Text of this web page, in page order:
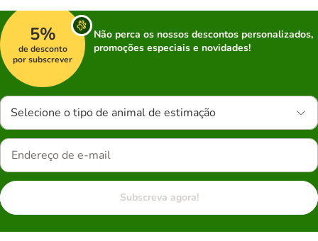
5%
de desconto
por subscrever
Não perca os nossos descontos personalizados,
promoções especiais e novidades!
Selecione o tipo de animal de estimação
Subscreva agora!